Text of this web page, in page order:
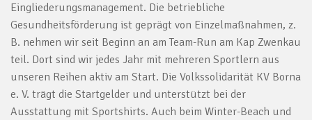
Eingliederungsmanagement. Die betriebliche
Gesundheitsförderung ist geprägt von Einzelmaßnahmen, z.
B. nehmen wir seit Beginn an am Team-Run am Kap Zwenkau
teil. Dort sind wir jedes Jahr mit mehreren Sportlern aus
unseren Reihen aktiv am Start. Die Volkssolidarität KV Borna
e. V. trägt die Startgelder und unterstützt bei der
Ausstattung mit Sportshirts. Auch beim Winter-Beach und